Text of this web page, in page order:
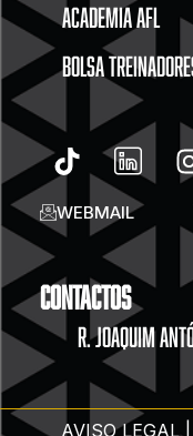
ACADEMIA AFL
BOLSA
WEBMAIL
Contactos
R. JOAQUIM
AVISO LEGAL